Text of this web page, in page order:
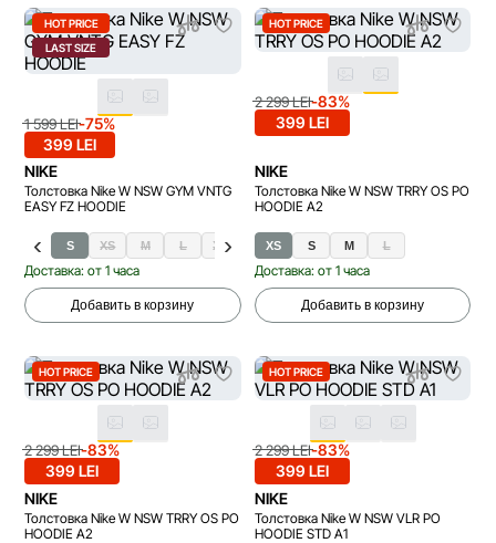
HOT PRICE
LAST SIZE
1 599 LEI-75%
399 LEI
NIKE
Толстовка Nike W NSW GYM VNTG
EASY FZ HOODIE
S XS M L XL
Доставка: от 1 часа
Добавить в корзину
HOT PRICE
2 299 LEI-83%
399 LEI
NIKE
Толстовка Nike W NSW TRRY OS PO
HOODIE A2
XS S M L
Доставка: от 1 часа
Добавить в корзину
HOT PRICE
2 299 LEI-83%
399 LEI
NIKE
Толстовка Nike W NSW TRRY OS PO
HOODIE A2
HOT PRICE
2 299 LEI-83%
399 LEI
NIKE
Толстовка Nike W NSW VLR PO
HOODIE STD A1